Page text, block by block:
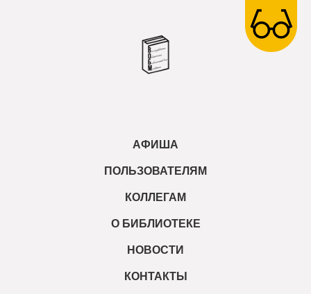
АФИША
ПОЛЬЗОВАТЕЛЯМ
КОЛЛЕГАМ
О БИБЛИОТЕКЕ
НОВОСТИ
КОНТАКТЫ